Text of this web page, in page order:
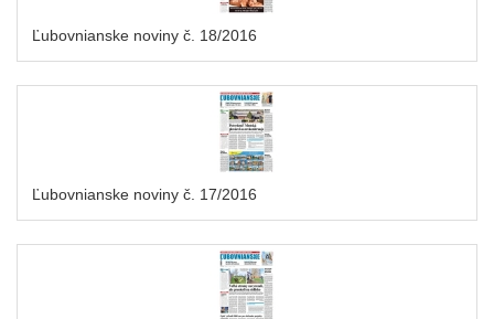
Ľubovnianske noviny č. 18/2016
Ľubovnianske noviny č. 17/2016